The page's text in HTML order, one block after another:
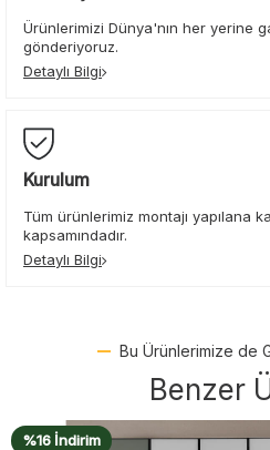
Ürünlerimizi Dünya'nın her yerine
gönderiyoruz.
Detaylı Bilgi
Kurulum
Tüm ürünlerimiz montajı yapılana
kapsamındadır.
Detaylı Bilgi
Bu Ürünlerimize de
Benzer
%16 İndirim